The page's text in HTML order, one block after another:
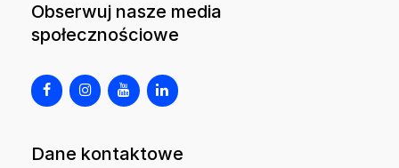
Obserwuj nasze media
społecznościowe
Dane kontaktowe